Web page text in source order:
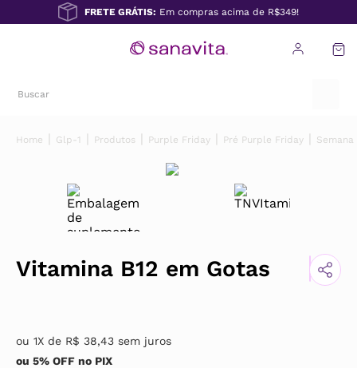
FRETE GRÁTIS: Em compras acima de R$349!
Glp-1 Produtos Purple Friday Pré Purple Friday
Vitamina B12 em Gotas
ou 1X de R$ 38,43 sem juros
ou 5% OFF no PIX